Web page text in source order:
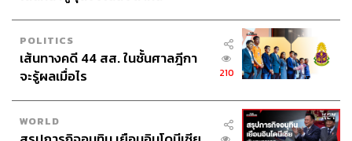
ผลลัพธ์ของ CardX พิสูจน์ให้เห็นว่ากลยุทธ์ที่ถูกต้อง
เทคโนโลยีที่ใช่ และพันธมิตรที่มีวิสัยทัศน์ตรงกัน ไม่ใช่แค่
สูตรในการรับมือกับวิกฤต แต่คือรากฐานของความได้เปรียบ
ที่ยั่งยืน
FYI
EXUS: เทคโนโลยีที่ขับเคลื่อน Collections อัจฉริยะ
POLITICS
เส้นทางคดี 44 สส. ในชั้นศาลฎีกา
จะรู้ผลเมื่อไร
210
WORLD